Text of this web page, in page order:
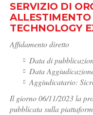
SERVIZIO DI
ALLESTIMENTO
TECHNOLOGY
Affidamento diretto
Data di
Data
Aggiudicatario:
Il giorno 06/11/2023 la
pubblicata sulla